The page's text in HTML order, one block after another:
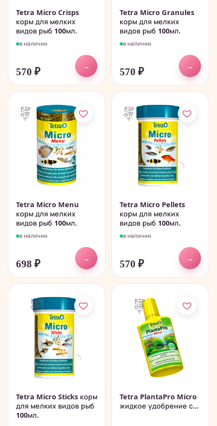
Tetra Micro Crisps
корм для мелких
видов рыб 100мл.
в наличии
570 ₽
→
Tetra Micro Granules
корм для мелких
видов рыб 100мл.
в наличии
570 ₽
→
Tetra Micro Menu
корм для мелких
видов рыб 100мл.
в наличии
698 ₽
→
Tetra Micro Pellets
корм для мелких
видов рыб 100мл.
в наличии
570 ₽
→
Tetra Micro Sticks корм
для мелких видов рыб
100мл.
Tetra PlantaPro Micro
жидкое удобрение с...